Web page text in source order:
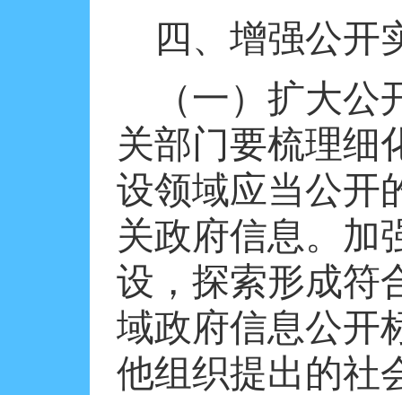
四、增强公开
（一）扩大
关部门要梳理细
设领域应当公开
关政府信息。加
设，探索形成符
域政府信息公开
他组织提出的社